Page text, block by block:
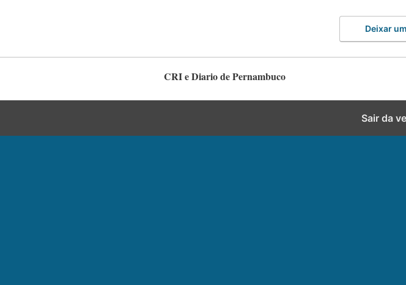
Deixar
CRI e Diario de Pernambuco
Sair da